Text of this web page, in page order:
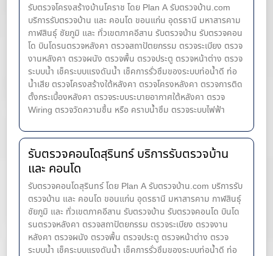
รับตรวจโครงสร้างบ้านโคราช โดย Plan A รับตรวจบ้าน.com
บริการรับตรวจบ้าน และ คอนโด ขอนแก่น อุดรธานี มหาสารคาม
กาฬสินธุ์ ชัยภูมิ และ ทั่วเขตภาคอีสาน รับตรวจบ้าน รับตรวจคอน
โด บินโดรนตรวจหลังคา ตรวจสถาปัตยกรรม ตรวจระเบียง ตรวจ
งานหลังคา ตรวจผนัง ตรวจพื้น ตรวจประตู ตรวจหน้าต่าง​ ตรวจ
ระบบน้ำ เช็คระบบแรงดันน้ำ เช็คการรั่วซึมของระบบท่อน้ำ​ดี ท่อ
น้ำ​เสีย ตรวจโครงสร้างใต้หลังคา ตรวจโครงหลังคา ตรวจการติด
ตั้งกระเบื้องหลังคา ตรวจระบบระบายอากาศใต้หลังคา ตรวจ
Wiring ตรวจวัดความชื้น หรือ คราบน้ำซึม ตรวจระบบไฟฟ้า
รับตรวจคอนโดสุรินทร์ บริการรับตรวจบ้าน
และ คอนโด
รับตรวจคอนโดสุรินทร์ โดย Plan A รับตรวจบ้าน.com บริการรับ
ตรวจบ้าน และ คอนโด ขอนแก่น อุดรธานี มหาสารคาม กาฬสินธุ์
ชัยภูมิ และ ทั่วเขตภาคอีสาน รับตรวจบ้าน รับตรวจคอนโด บินโด
รนตรวจหลังคา ตรวจสถาปัตยกรรม ตรวจระเบียง ตรวจงาน
หลังคา ตรวจผนัง ตรวจพื้น ตรวจประตู ตรวจหน้าต่าง​ ตรวจ
ระบบน้ำ เช็คระบบแรงดันน้ำ เช็คการรั่วซึมของระบบท่อน้ำ​ดี ท่อ